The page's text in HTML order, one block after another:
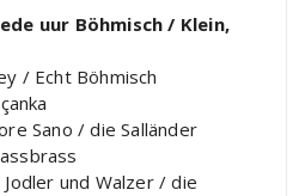
uur Böhmisch / Klein,
/ Echt Böhmisch
Sano / die Salländer
und Walzer / die